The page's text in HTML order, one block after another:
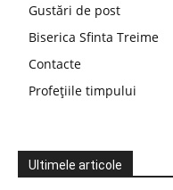
Gustări de post
Biserica Sfinta Treime
Contacte
Profețiile timpului
Ultimele articole